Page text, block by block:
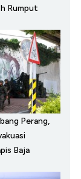
Rumput
Perang,
Baja